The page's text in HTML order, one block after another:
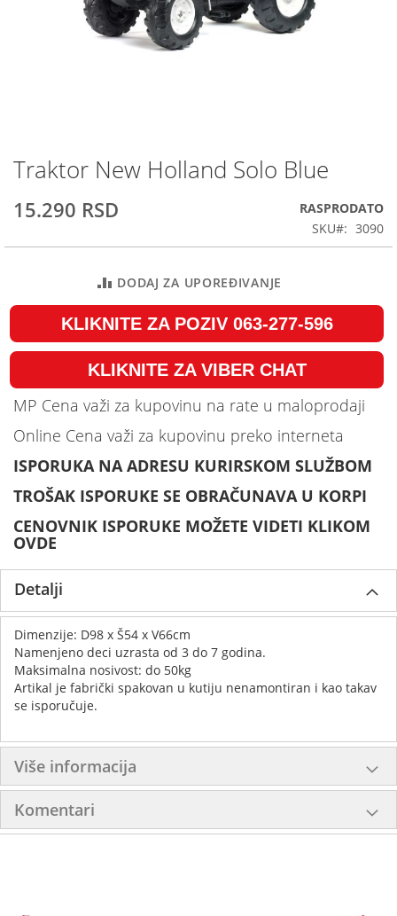
Skip
to
the
beginning
the
Traktor New Holland Solo Blue
15.290 RSD
RASPRODATO
SKU
3090
DODAJ ZA UPOREĐIVANJE
KLIKNITE ZA POZIV 063-277-596
KLIKNITE ZA VIBER CHAT
MP Cena važi za kupovinu na rate u maloprodaji
Online Cena važi za kupovinu preko interneta
ISPORUKA NA ADRESU KURIRSKOM SLUŽBOM
TROŠAK ISPORUKE SE OBRAČUNAVA U KORPI
CENOVNIK ISPORUKE MOŽETE VIDETI KLIKOM
OVDE
Detalji
Dimenzije: D98 x Š54 x V66cm
Namenjeno deci uzrasta od 3 do 7 godina.
Maksimalna nosivost: do 50kg
Artikal je fabrički spakovan u kutiju nenamontiran i kao takav
se isporučuje.
Više informacija
Komentari